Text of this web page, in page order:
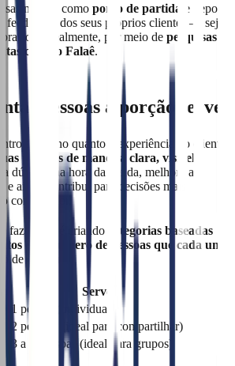
médias como ponto de partida
e depois
feedbacks dos seus próprios clientes — seja
ou, idealmente, por meio de pesquisas
como o Falaê.
pessoas a porção serve
interno quanto a experiência do cliente,
porções de maneira clara, visível e
dúvidas na hora da venda, melhora a
e ainda contribui para decisões mais
consumidor.
fazer isso é criando
categorias baseadas
e no número de pessoas que cada um
de estrutura:
Serve
1 pessoa (individual)
2 pessoas (ideal para compartilhar)
3 a 4 pessoas (ideal para grupos)